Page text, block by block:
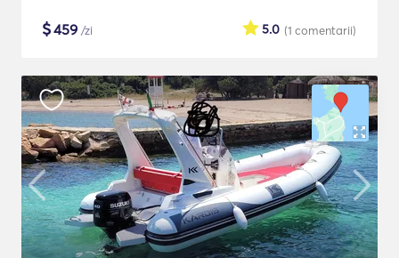
$459 /zi (1 comentarii)
5.0